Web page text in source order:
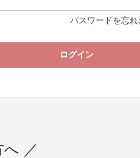
パスワードを忘
ログイン
／